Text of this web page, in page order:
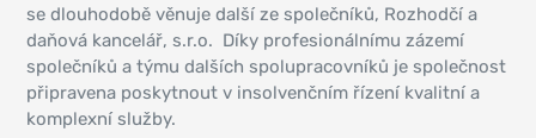
se dlouhodobě věnuje další ze společníků, Rozhodčí a
daňová kancelář, s.r.o. Díky profesionálnímu zázemí
společníků a týmu dalších spolupracovníků je společnost
připravena poskytnout v insolvenčním řízení kvalitní a
komplexní služby.